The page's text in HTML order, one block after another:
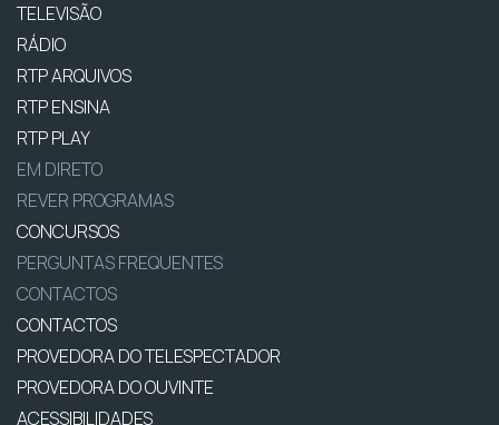
TELEVISÃO
RÁDIO
RTP ARQUIVOS
RTP ENSINA
RTP PLAY
EM DIRETO
REVER PROGRAMAS
CONCURSOS
PERGUNTAS FREQUENTES
CONTACTOS
CONTACTOS
PROVEDORA DO TELESPECTADOR
PROVEDORA DO OUVINTE
ACESSIBILIDADES